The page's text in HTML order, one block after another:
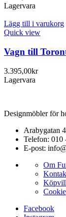
Lagervara
Lägg till i varukorg
Quick view
Vagn till
3.395,00kr
Lagervara
Designmöbler för
Arabygatan
Telefon: 010
E-post:
Om
Facebook